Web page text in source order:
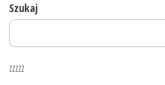
Szukaj
zzzzz